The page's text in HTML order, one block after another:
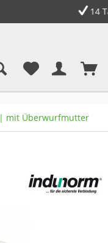
mit Überwurfmutter